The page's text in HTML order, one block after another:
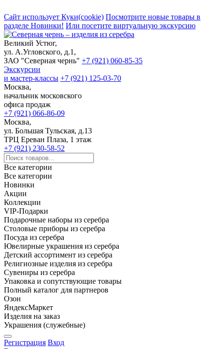
Сайт использует Куки(cookie) Посмотрите новые товары в
разделе Новинки! Или посетите виртуальную экскурсию
Великий Устюг,
ул. А.Угловского, д.1,
ЗАО "Северная чернь" +7 (921) 060-85-35
Экскурсии
и мастер-классы +7 (921) 125-03-70
Москва,
начальник московского
офиса продаж
+7 (921) 066-86-09
Москва,
ул. Большая Тульская, д.13
ТРЦ Ереван Плаза, 1 этаж
+7 (921) 230-58-52
Все категории
Все категории
Новинки
Акции
Коллекции
VIP-Подарки
Подарочные наборы из серебра
Столовые приборы из серебра
Посуда из серебра
Ювелирные украшения из серебра
Детский ассортимент из серебра
Религиозные изделия из серебра
Сувениры из серебра
Упаковка и сопутствующие товары
Полный каталог для партнеров
Озон
ЯндексМаркет
Изделия на заказ
Украшения (служебные)
Регистрация Вход